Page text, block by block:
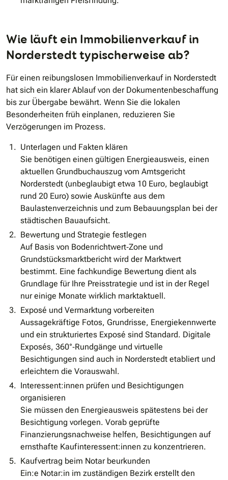
Wie läuft ein Immobilienverkauf in
Norderstedt typischerweise ab?
Für einen reibungslosen Immobilienverkauf in Norderstedt
hat sich ein klarer Ablauf von der Dokumentenbeschaffung
bis zur Übergabe bewährt. Wenn Sie die lokalen
Besonderheiten früh einplanen, reduzieren Sie
Verzögerungen im Prozess.
Unterlagen und Fakten klären
Sie benötigen einen gültigen Energieausweis, einen
aktuellen Grundbuchauszug vom Amtsgericht
Norderstedt (unbeglaubigt etwa 10 Euro, beglaubigt
rund 20 Euro) sowie Auskünfte aus dem
Baulastenverzeichnis und zum Bebauungsplan bei der
städtischen Bauaufsicht.
Bewertung und Strategie festlegen
Auf Basis von Bodenrichtwert‐Zone und
Grundstücksmarktbericht wird der Marktwert
bestimmt. Eine fachkundige Bewertung dient als
Grundlage für Ihre Preisstrategie und ist in der Regel
nur einige Monate wirklich marktaktuell.
Exposé und Vermarktung vorbereiten
Aussagekräftige Fotos, Grundrisse, Energiekennwerte
und ein strukturiertes Exposé sind Standard. Digitale
Exposés, 360°‐Rundgänge und virtuelle
Besichtigungen sind auch in Norderstedt etabliert und
erleichtern die Vorauswahl.
Interessent:innen prüfen und Besichtigungen
organisieren
Sie müssen den Energieausweis spätestens bei der
Besichtigung vorlegen. Vorab geprüfte
Finanzierungsnachweise helfen, Besichtigungen auf
ernsthafte Kaufinteressent:innen zu konzentrieren.
Kaufvertrag beim Notar beurkunden
Ein:e Notar:in im zuständigen Bezirk erstellt den